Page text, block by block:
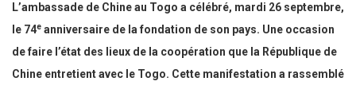
L’ambassade de Chine au Togo a célébré, mardi 26 septembre,
le 74e anniversaire de la fondation de son pays. Une occasion
de faire l’état des lieux de la coopération que la République de
Chine entretient avec le Togo. Cette manifestation a rassemblé